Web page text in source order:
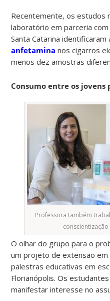
Recentemente, os estudos
laboratório em parceria com
Santa Catarina
anfetamina nos cigarros
menos dez amostras
Consumo entre os jovens
Professora também
O olhar do grupo para o
um projeto de extensão em
palestras educativas em
Florianópolis. Os
manifestar interesse no